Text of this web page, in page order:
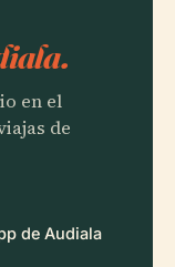
en el
de
de Audiala